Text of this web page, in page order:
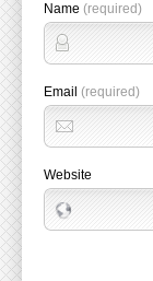
Name (required)
Email (required)
Website